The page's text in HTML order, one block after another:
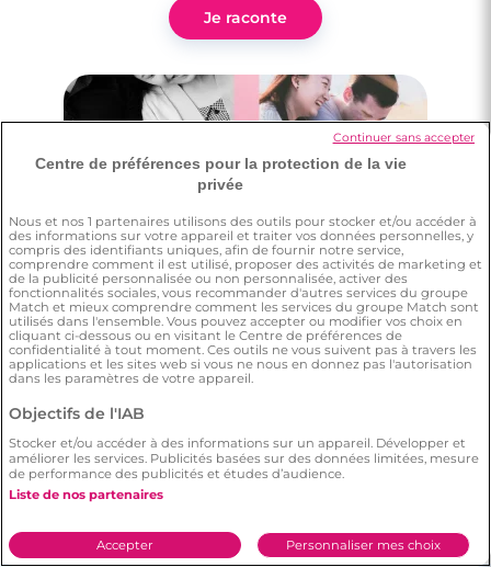
Rencontre à Sallanches
3 minutes
Rencontres célibataires à Saint-Julien-En-
Genevois
Je raconte
Centre de préférences pour la protection de la vie
privée
Nous et nos 1 partenaires utilisons des outils pour stocker et/ou accéder à
des informations sur votre appareil et traiter vos données personnelles, y
compris des identifiants uniques, afin de fournir notre service,
comprendre comment il est utilisé, proposer des activités de marketing et
de la publicité personnalisée ou non personnalisée, activer des
fonctionnalités sociales, vous recommander d'autres services du groupe
Match et mieux comprendre comment les services du groupe Match sont
utilisés dans l'ensemble. Vous pouvez accepter ou modifier vos choix en
cliquant ci-dessous ou en visitant le Centre de préférences de
confidentialité à tout moment. Ces outils ne vous suivent pas à travers les
applications et les sites web si vous ne nous en donnez pas l'autorisation
dans les paramètres de votre appareil.
Objectifs de l'IAB
Stocker et/ou accéder à des informations sur un appareil. Développer et
améliorer les services. Publicités basées sur des données limitées, mesure
de performance des publicités et études d’audience.
Liste de nos partenaires
Personnaliser mes choix
Accepter
Continuer sans accepter